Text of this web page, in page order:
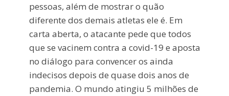
pessoas, além de mostrar o quão
diferente dos demais atletas ele é. Em
carta aberta, o atacante pede que todos
que se vacinem contra a covid-19 e aposta
no diálogo para convencer os ainda
indecisos depois de quase dois anos de
pandemia. O mundo atingiu 5 milhões de